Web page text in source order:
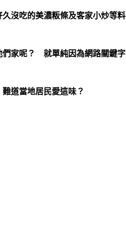
沒吃的美濃粄條及客家小炒等料
們家呢？ 就單純因為網路關鍵字
道當地居民愛這味？